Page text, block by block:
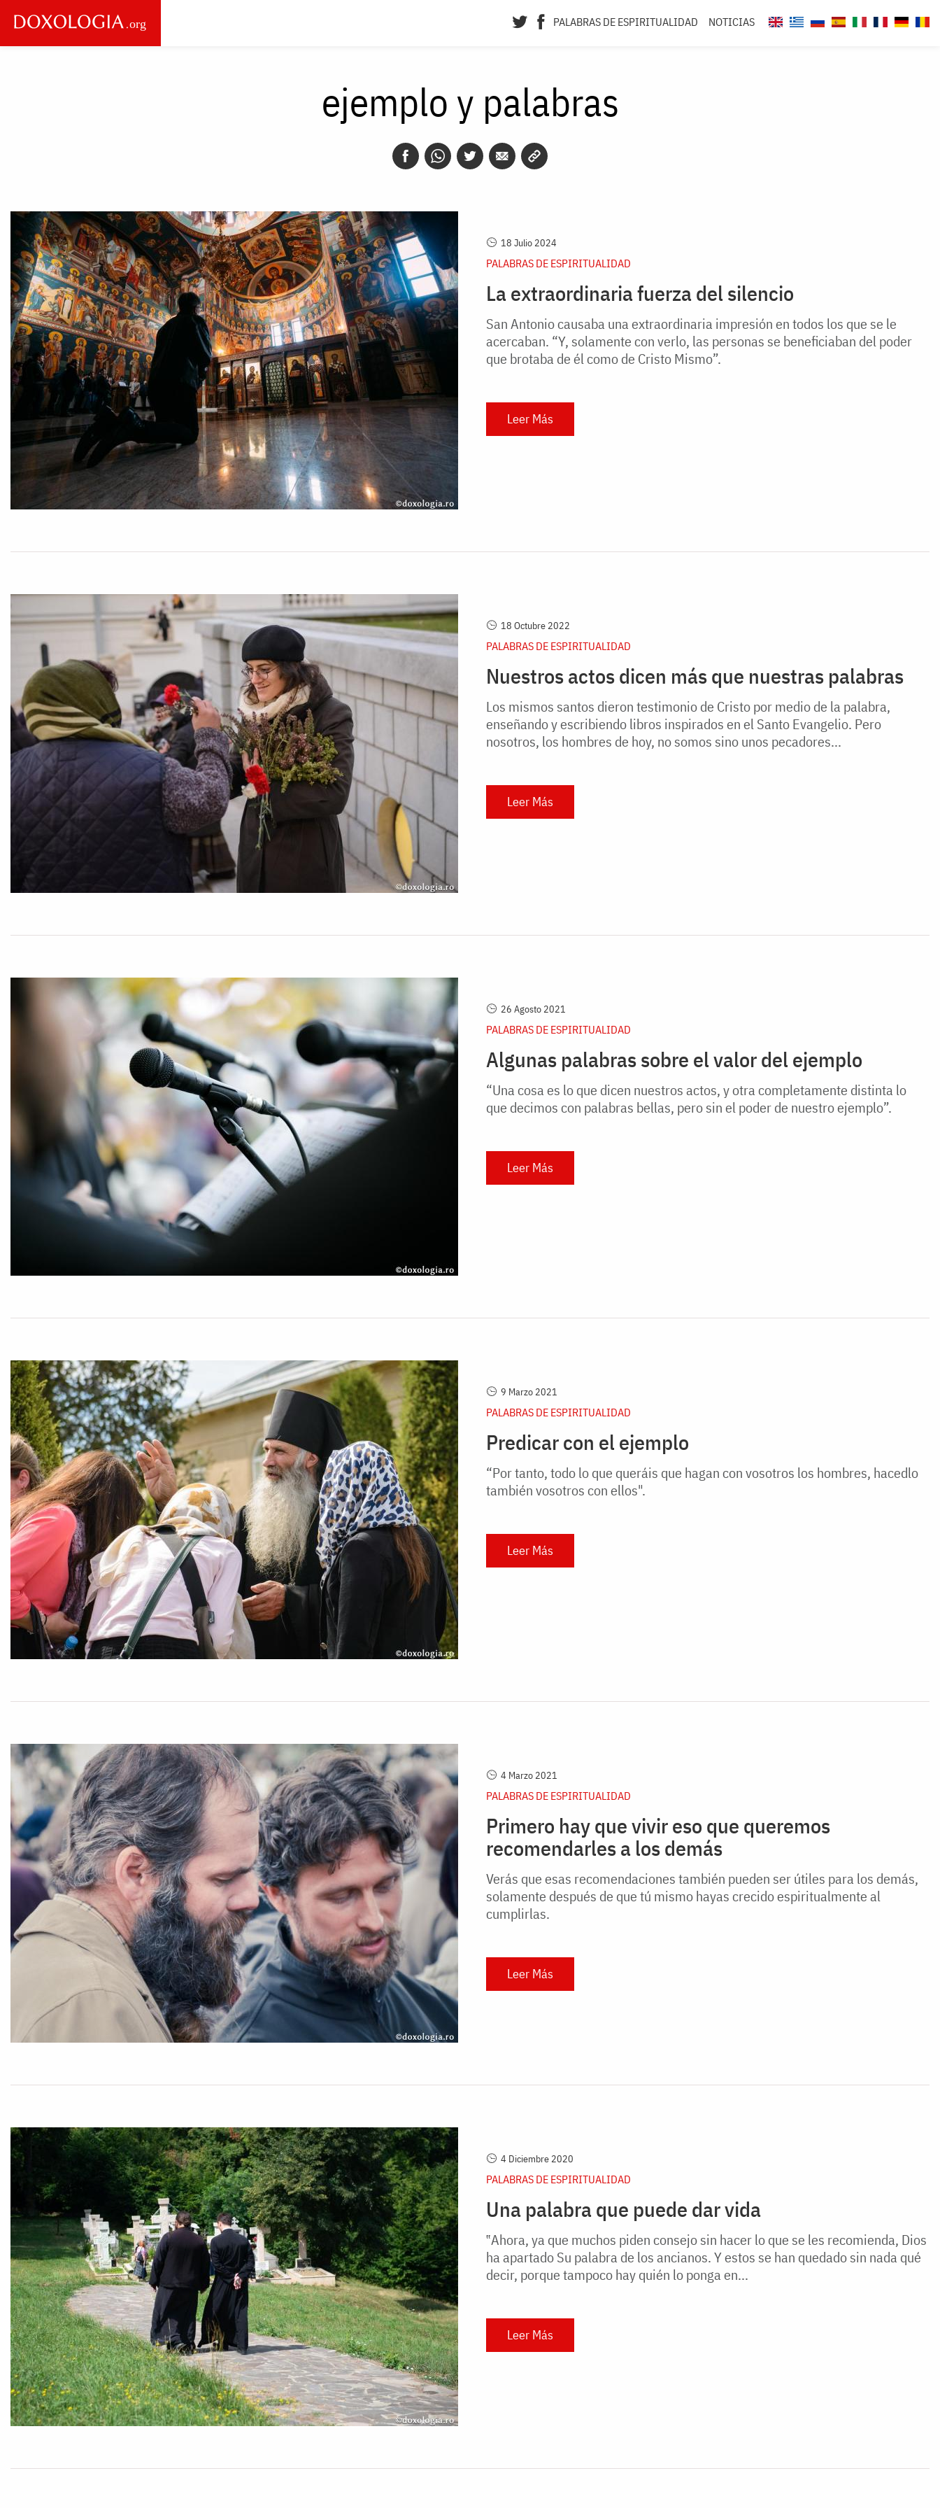
PALABRAS DE ESPIRITUALIDAD NOTICIAS
ejemplo y palabras
18 Julio 2024
PALABRAS DE ESPIRITUALIDAD
La extraordinaria fuerza del silencio
San Antonio causaba una extraordinaria impresión en todos los que se le
acercaban. “Y, solamente con verlo, las personas se beneficiaban del poder
que brotaba de él como de Cristo Mismo”.
Leer Más
18 Octubre 2022
PALABRAS DE ESPIRITUALIDAD
Nuestros actos dicen más que nuestras palabras
Los mismos santos dieron testimonio de Cristo por medio de la palabra,
enseñando y escribiendo libros inspirados en el Santo Evangelio. Pero
nosotros, los hombres de hoy, no somos sino unos pecadores...
Leer Más
26 Agosto 2021
PALABRAS DE ESPIRITUALIDAD
Algunas palabras sobre el valor del ejemplo
“Una cosa es lo que dicen nuestros actos, y otra completamente distinta lo
que decimos con palabras bellas, pero sin el poder de nuestro ejemplo”.
Leer Más
9 Marzo 2021
PALABRAS DE ESPIRITUALIDAD
Predicar con el ejemplo
“Por tanto, todo lo que queráis que hagan con vosotros los hombres, hacedlo
también vosotros con ellos".
Leer Más
4 Marzo 2021
PALABRAS DE ESPIRITUALIDAD
Primero hay que vivir eso que queremos
recomendarles a los demás
Verás que esas recomendaciones también pueden ser útiles para los demás,
solamente después de que tú mismo hayas crecido espiritualmente al
cumplirlas.
Leer Más
4 Diciembre 2020
PALABRAS DE ESPIRITUALIDAD
Una palabra que puede dar vida
‟Ahora, ya que muchos piden consejo sin hacer lo que se les recomienda, Dios
ha apartado Su palabra de los ancianos. Y estos se han quedado sin nada qué
decir, porque tampoco hay quién lo ponga en...
Leer Más